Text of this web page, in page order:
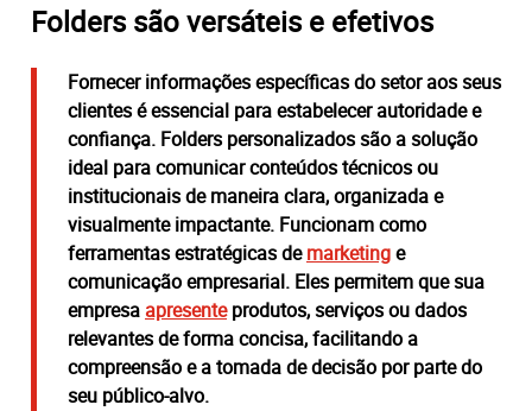
Folders são versáteis e efetivos
Fornecer informações específicas do setor aos seus
clientes é essencial para estabelecerautoridade e
confiança. Folders personalizados são a solução
ideal para comunicar conteúdos técnicos ou
institucionais de maneira clara, organizada e
visualmente impactante. Funcionam como
ferramentas estratégicasdemarketinge
comunicação empresarial. Eles permitem que sua
empresa apresenteprodutos, serviços ou dados
relevantes de forma concisa,facilitando a
compreensão e a tomada de decisão por parte do
seu público-alvo.